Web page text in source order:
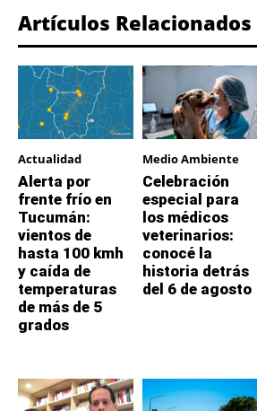
Artículos Relacionados
Actualidad
Alerta por
frente frío en
Tucumán:
vientos de
hasta 100 kmh
y caída de
temperaturas
de más de 5
grados
Medio Ambiente
Celebración
especial para
los médicos
veterinarios:
conocé la
historia detrás
del 6 de agosto